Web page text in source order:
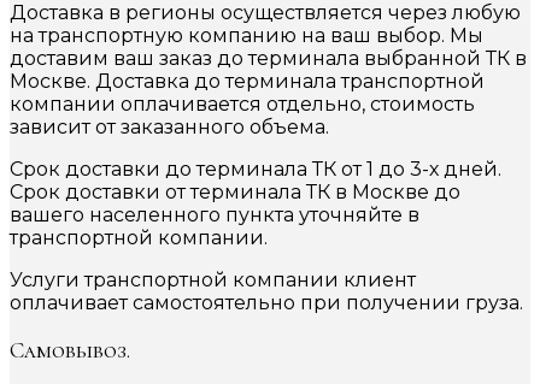
Доставка в регионы осуществляется через любую
на транспортную компанию на ваш выбор. Мы
доставим ваш заказ до терминала выбранной ТК в
Москве. Доставка до терминала транспортной
компании оплачивается отдельно, стоимость
зависит от заказанного объема.
Срок доставки до терминала ТК от 1 до 3-х дней.
Срок доставки от терминала ТК в Москве до
вашего населенного пункта уточняйте в
транспортной компании.
Услуги транспортной компании клиент
оплачивает самостоятельно при получении груза.
Самовывоз.